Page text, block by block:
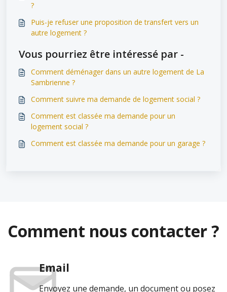
?
Puis-je refuser une proposition de transfert vers un
autre logement ?
Vous pourriez être intéressé par -
Comment déménager dans un autre logement de La
Sambrienne ?
Comment suivre ma demande de logement social ?
Comment est classée ma demande pour un
logement social ?
Comment est classée ma demande pour un garage ?